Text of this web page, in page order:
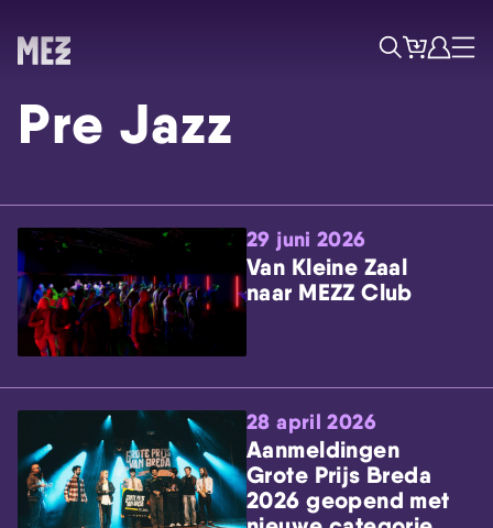
Skip navigatie
ZoekTicketsAccount
Menu
Pre Jazz
29 juni 2026
Van Kleine Zaal
naar MEZZ Club
28 april 2026
Aanmeldingen
Grote Prijs Breda
2026 geopend met